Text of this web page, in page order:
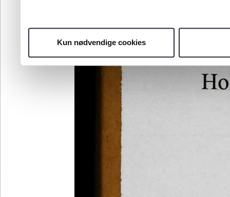
Kun nødvendige cookies